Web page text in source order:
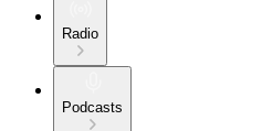
Radio
Podcasts